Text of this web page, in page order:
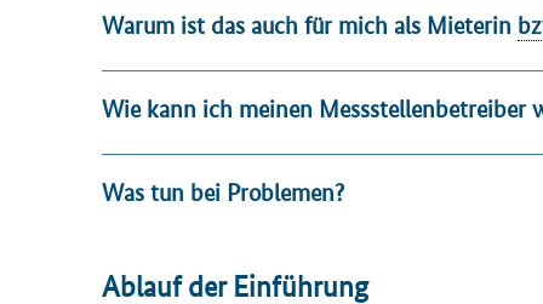
Warum ist das auch für mich als Mieterin
Wie kann ich meinen Messstellenbetreiber
Was tun bei Problemen?
Ablauf der Einführung